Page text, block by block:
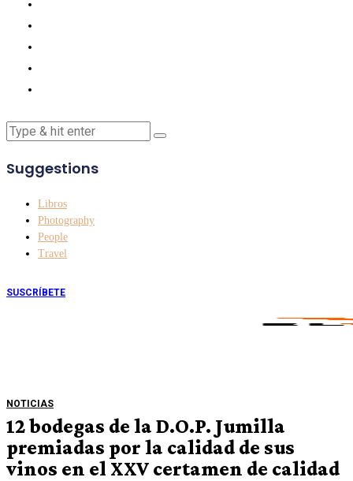
Suggestions
Libros
Photography
People
Travel
SUSCRÍBETE
NOTICIAS
12 bodegas de la D.O.P. Jumilla
premiadas por la calidad de sus
vinos en el XXV certamen de calidad